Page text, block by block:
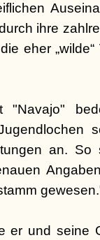
ihre
eher
"Navajo"
an.
er und seine